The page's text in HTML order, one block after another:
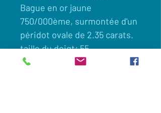
Bague en or jaune
750/000ème, surmontée d'un
péridot ovale de 2.35 carats.
taille du doigt: 55